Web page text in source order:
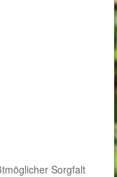
Sorgfalt